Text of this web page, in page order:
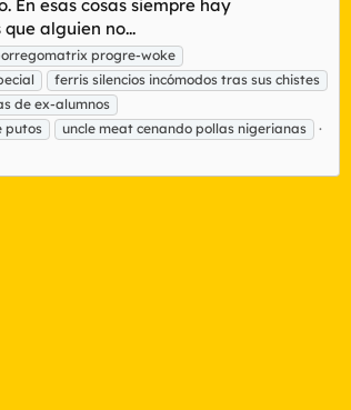
En esas cosas siempre hay
alguien no...
progre-woke
ferris silencios incómodos tras sus chistes
de ex-alumnos
putos uncle meat cenando pollas nigerianas